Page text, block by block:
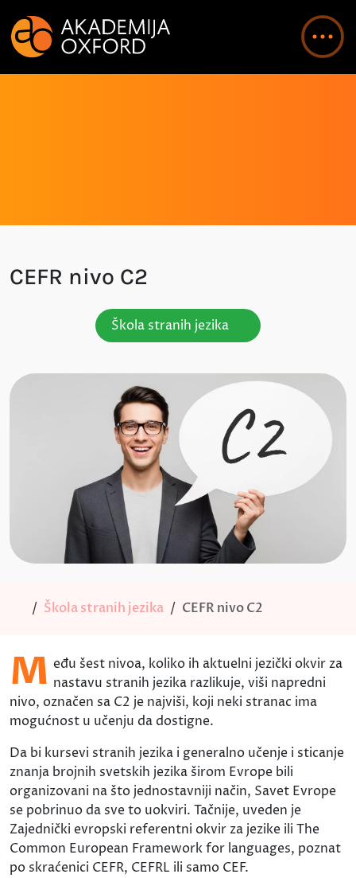
CEFR nivo C2
Škola stranih jezika
Škola stranih jezika CEFR nivo C2
M eđu šest nivoa, koliko ih aktuelni jezički okvir za
nastavu stranih jezika razlikuje, viši napredni
nivo, označen sa C2 je najviši, koji neki stranac ima
mogućnost u učenju da dostigne.
Da bi kursevi stranih jezika i generalno učenje i sticanje
znanja brojnih svetskih jezika širom Evrope bili
organizovani na što jednostavniji način, Savet Evrope
se pobrinuo da sve to uokviri. Tačnije, uveden je
Zajednički evropski referentni okvir za jezike ili The
Common European Framework for languages, poznat
po skraćenici CEFR, CEFRL ili samo CEF.